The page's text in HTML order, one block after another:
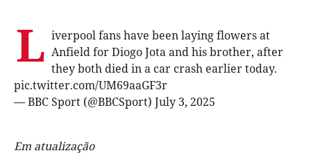
L iverpool fans have been laying flowers at
Anfield for Diogo Jota and his brother, after
they both died in a car crash earlier today.
pic.twitter.com/UM69aaGF3r
— BBC Sport (@BBCSport) July 3, 2025
Em atualização